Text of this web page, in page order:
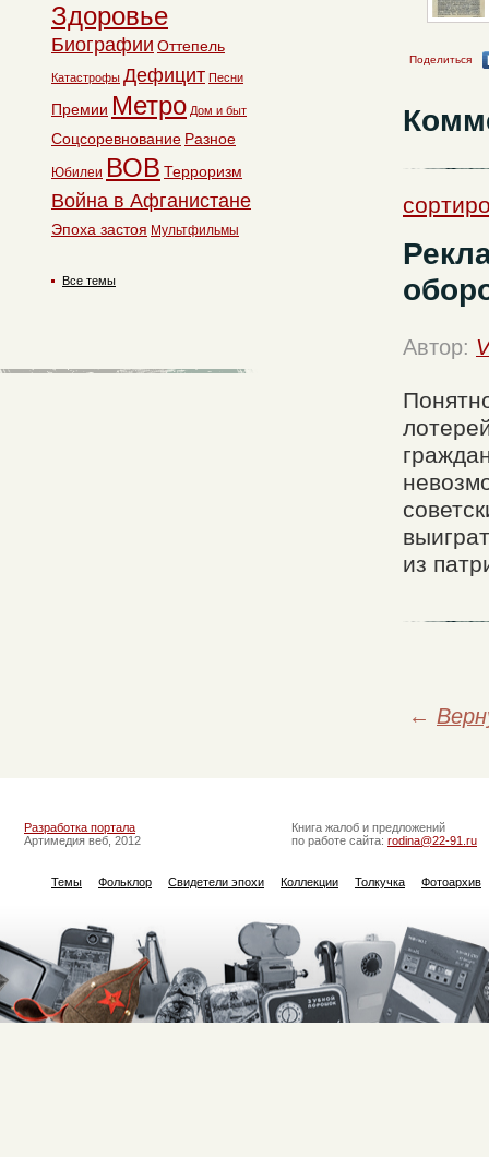
Поделиться
Автор:
из
←
Здоровье
Биографии Оттепель
Катастрофы Дефицит Песни
Премии Метро Дом и быт
Соцсоревнование Разное
Юбилеи ВОВ Терроризм
Война в Афганистане
Эпоха застоя Мультфильмы
Все темы
Разработка портала
Артимедия веб, 2012
Книга жалоб и предложений
по работе сайта: rodina@22-91.ru
Темы Фольклор Свидетели эпохи Коллекции Толкучка Фотоархив